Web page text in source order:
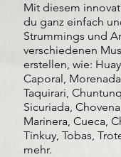
Mit diesem
du ganz einfach
Strummings und
verschiedenen
erstellen, wie:
Caporal,
Taquirari,
Sicuriada,
Marinera, Cueca,
Tinkuy, Tobas,
mehr.